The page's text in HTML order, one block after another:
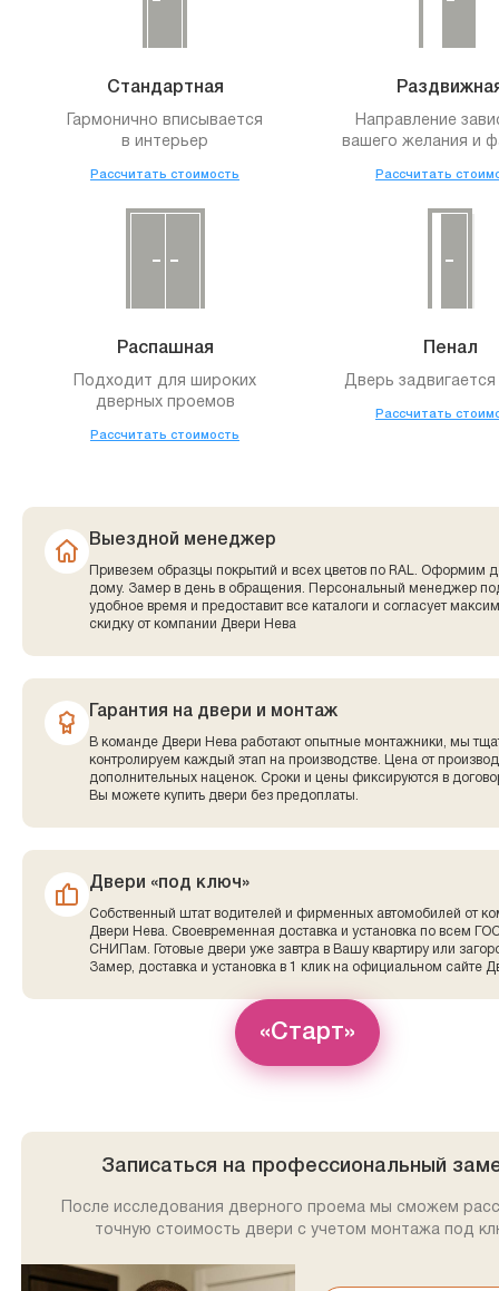
Стандартная
Гармонично вписывается
в интерьер
Рассчитать стоимость
Направление
вашего желания и
Рассчитать
Распашная
Подходит для широких
дверных проемов
Рассчитать стоимость
Пенал
Дверь задвигается
Рассчитать
Выездной менеджер
Привезем образцы покрытий и всех цветов по RAL. Оформим
дому. Замер в день в обращения. Персональный менеджер
удобное время и предоставит все каталоги и согласует
скидку от компании Двери Нева
Гарантия на двери и монтаж
В команде Двери Нева работают опытные монтажники, мы
контролируем каждый этап на производстве. Цена от
дополнительных наценок. Сроки и цены фиксируются в
Вы можете купить двери без предоплаты.
Двери «под ключ»
Собственный штат водителей и фирменных автомобилей от
Двери Нева. Своевременная доставка и установка по всем
СНИПам. Готовые двери уже завтра в Вашу квартиру или
Замер, доставка и установка в 1 клик на официальном сайте
«Старт»
Записаться на профессиональный
После исследования дверного проема мы сможем
точную стоимость двери с учетом монтажа под